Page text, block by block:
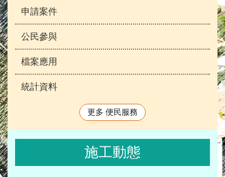
申請案件
公民參與
檔案應用
統計資料
更多 便民服務
施工動態